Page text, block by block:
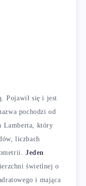
Pojawił się i jest
pochodzi od
Lamberta, który
liczbach
Jeden
świetlnej o
i mająca